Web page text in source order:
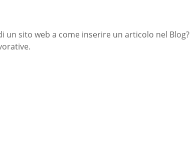
un sito web a come inserire un articolo nel Blog?